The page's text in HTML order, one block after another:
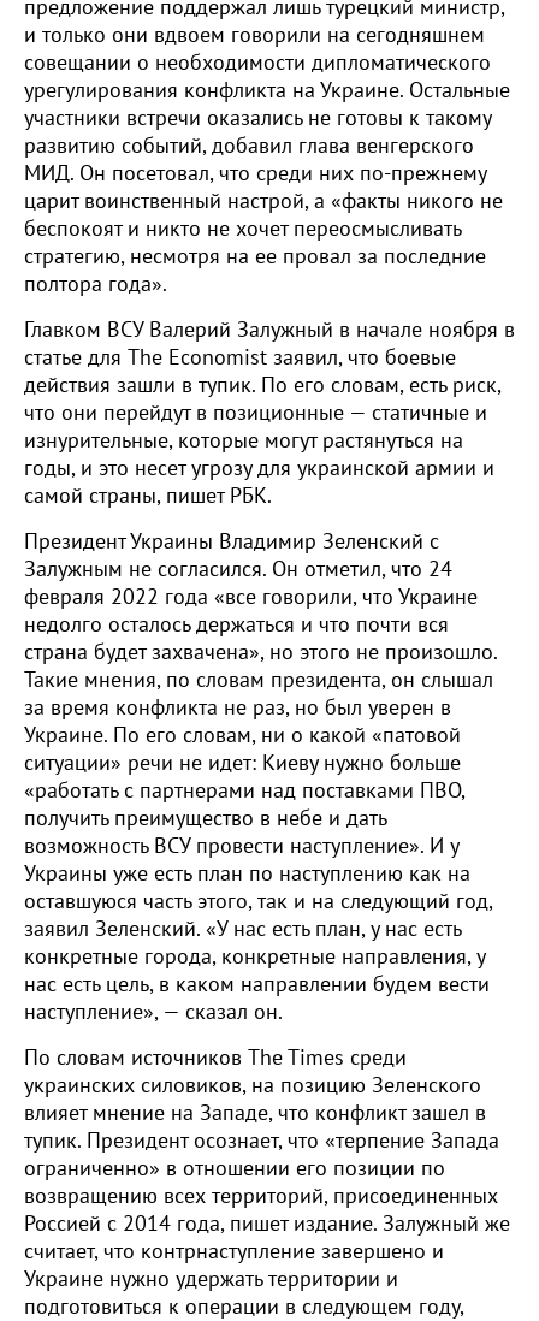
предложение поддержал лишь турецкий министр,
и только они вдвоем говорили на сегодняшнем
совещании о необходимости дипломатического
урегулирования конфликта на Украине. Остальные
участники встречи оказались не готовы к такому
развитию событий, добавил глава венгерского
МИД. Он посетовал, что среди них по-прежнему
царит воинственный настрой, а «факты никого не
беспокоят и никто не хочет переосмысливать
стратегию, несмотря на ее провал за последние
полтора года».
Главком ВСУ Валерий Залужный в начале ноября в
статье для The Economist заявил, что боевые
действия зашли в тупик. По его словам, есть риск,
что они перейдут в позиционные — статичные и
изнурительные, которые могут растянуться на
годы, и это несет угрозу для украинской армии и
самой страны, пишет РБК.
Президент Украины Владимир Зеленский с
Залужным не согласился. Он отметил, что 24
февраля 2022 года «все говорили, что Украине
недолго осталось держаться и что почти вся
страна будет захвачена», но этого не произошло.
Такие мнения, по словам президента, он слышал
за время конфликта не раз, но был уверен в
Украине. По его словам, ни о какой «патовой
ситуации» речи не идет: Киеву нужно больше
«работать с партнерами над поставками ПВО,
получить преимущество в небе и дать
возможность ВСУ провести наступление». И у
Украины уже есть план по наступлению как на
оставшуюся часть этого, так и на следующий год,
заявил Зеленский. «У нас есть план, у нас есть
конкретные города, конкретные направления, у
нас есть цель, в каком направлении будем вести
наступление», — сказал он.
По словам источников The Times среди
украинских силовиков, на позицию Зеленского
влияет мнение на Западе, что конфликт зашел в
тупик. Президент осознает, что «терпение Запада
ограниченно» в отношении его позиции по
возвращению всех территорий, присоединенных
Россией с 2014 года, пишет издание. Залужный же
считает, что контрнаступление завершено и
Украине нужно удержать территории и
подготовиться к операции в следующем году,